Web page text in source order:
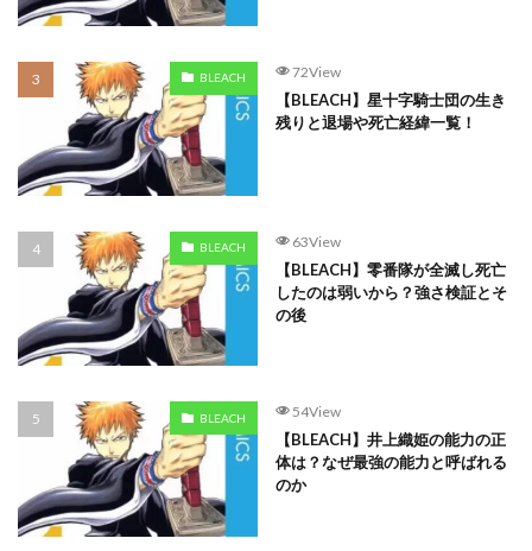
BLEACH 72View
【BLEACH】星十字騎士団の生き
残りと退場や死亡経緯一覧！
BLEACH 63View
【BLEACH】零番隊が全滅し死亡
したのは弱いから？強さ検証とそ
の後
BLEACH 54View
【BLEACH】井上織姫の能力の正
体は？なぜ最強の能力と呼ばれる
のか